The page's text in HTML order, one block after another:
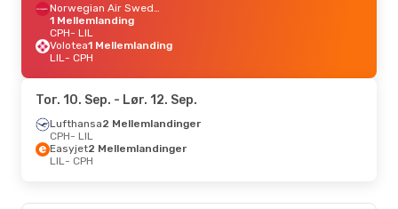
Norwegian Air Sweden
1 Mellemlanding
CPH- LIL
Volotea1 Mellemlanding
LIL- CPH
Tor. 10. Sep. - Lør. 12. Sep.
Lufthansa2 Mellemlandinger
CPH- LIL
Easyjet2 Mellemlandinger
LIL- CPH